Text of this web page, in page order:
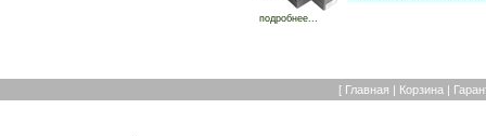
подробнее...
[ Главная | Корзина |